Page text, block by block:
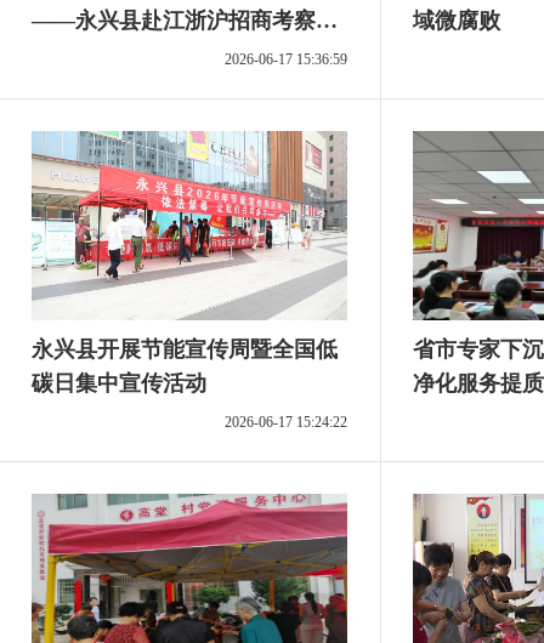
——永兴县赴江浙沪招商考察以
2026-06-17 15:36:59
域微腐败
永兴县开展节能宣传周暨全国低
碳日集中宣传活动
2026-06-17 15:24:22
省市专家下
净化服务提